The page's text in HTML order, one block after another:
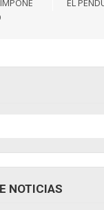
EL
NOTICIAS